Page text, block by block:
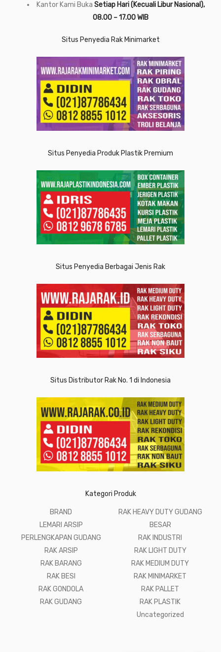
Kantor Kami Buka Setiap Hari (Kecuali Libur Nasional),
08.00 – 17.00 WIB
Situs Penyedia Rak Minimarket
Situs Penyedia Produk Plastik Premium
Situs Penyedia Berbagai Jenis Rak
Situs Distributor Rak No. 1 di Indonesia
Kategori Produk
BRAND
LEMARI ARSIP
PERLENGKAPAN GUDANG
RAK ARSIP
RAK BARANG
RAK BESI
RAK GONDOLA
RAK GUDANG
RAK HEAVY DUTY GUDANG
BESAR
RAK INDUSTRI
RAK LIGHT DUTY
RAK MEDIUM DUTY
RAK MINIMARKET
RAK PALLET
RAK PLASTIK
Uncategorized